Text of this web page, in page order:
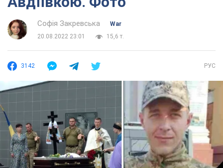
Софія Закревська
War
20.08.2022 23:01
15,6 т.
3142 РУС